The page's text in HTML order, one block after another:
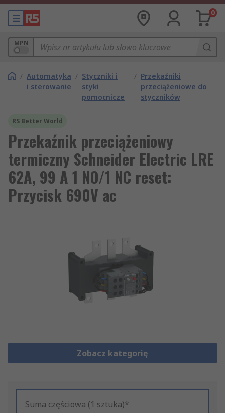
0
MPN
/ Automatyka
i sterowanie
/ Styczniki i
styki
pomocnicze
/ Przekaźniki
przeciążeniowe do
styczników
RS Better World
Przekaźnik przeciążeniowy
termiczny Schneider Electric LRE
62A, 99 A 1 NO/1 NC reset:
Przycisk 690V ac
Zobacz kategorię
Suma częściowa (1 sztuka)*